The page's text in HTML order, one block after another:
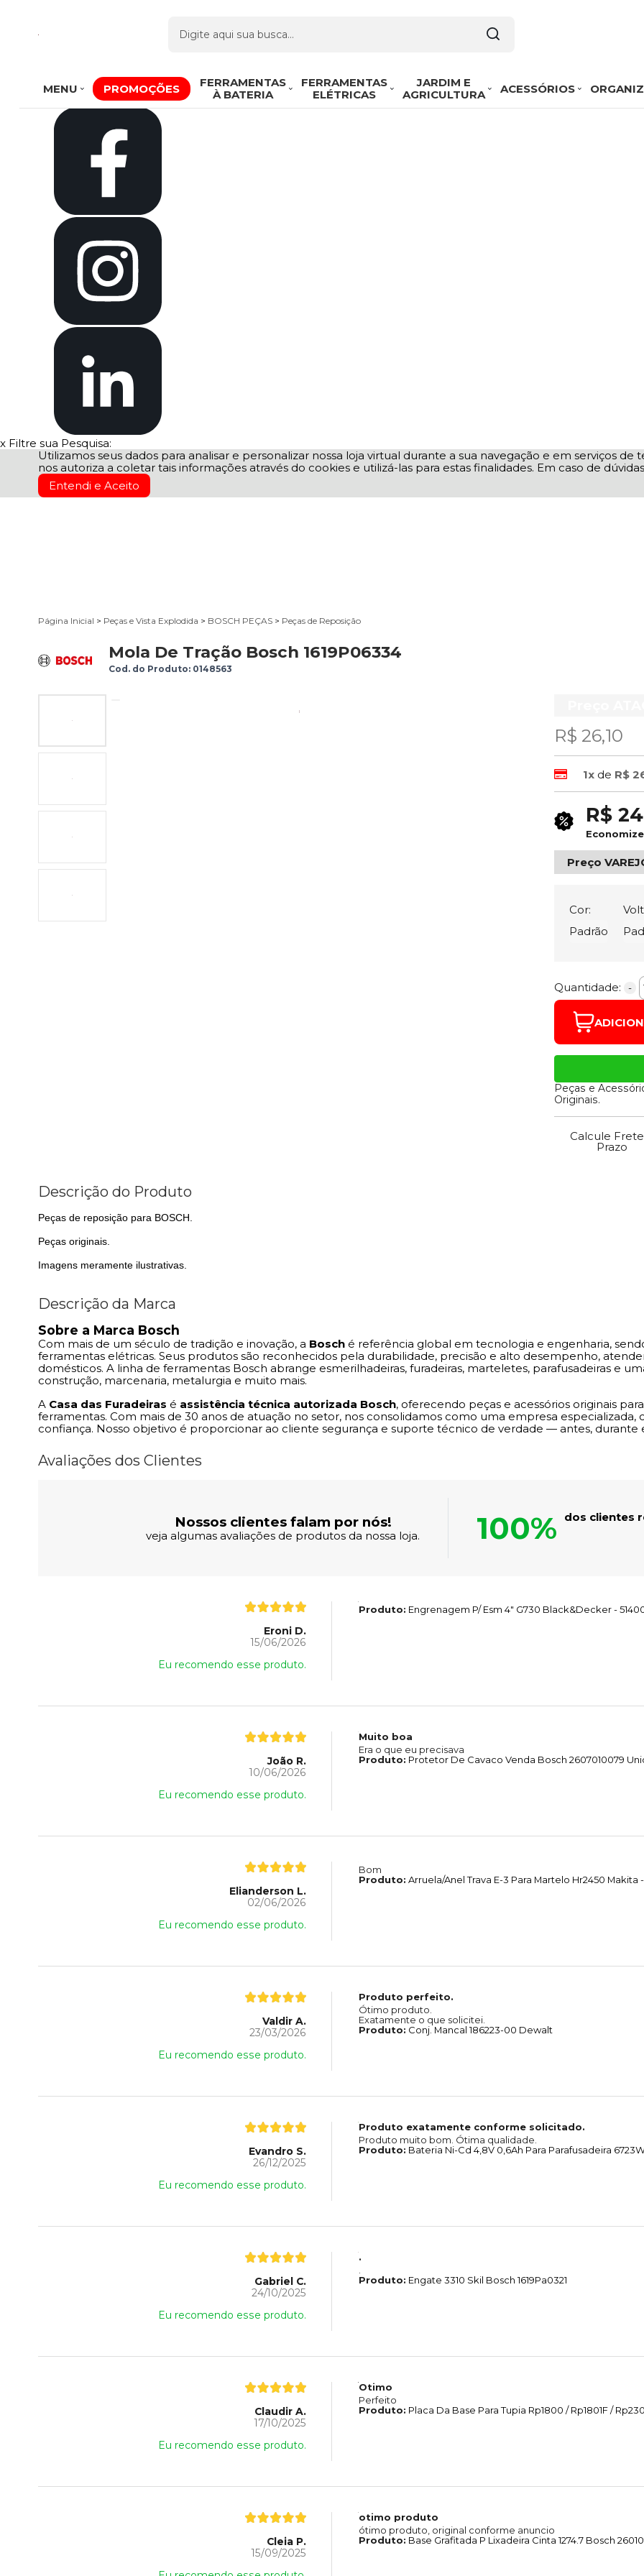
Favoritos
x Filtre sua Pesquisa:
Utilizamos seus dados para analisar e personalizar nossa loja virtual durante a sua navegação e em serviços
nos autoriza a coletar tais informações através do cookies e utilizá-las para estas finalidades. Em caso de
Entendi e Aceito
MENU PROMOÇÕES
FERRAMENTAS
À BATERIA
FERRAMENTAS
ELÉTRICAS
JARDIM E
AGRICULTURA
ACESSÓRIOS
Página Inicial > Peças e Vista Explodida > BOSCH PEÇAS > Peças de Reposição
Mola De Tração Bosch 1619P06334
Cod. do Produto: 0148563
R$ 26,10
1x de R$
R$
Economize
Preço
Cor:
Padrão
Quantidade: -
Peças e
Originais.
Calcule
Prazo
Descrição do Produto
Peças de reposição para BOSCH.
Peças originais.
Imagens meramente ilustrativas.
Descrição da Marca
Sobre a Marca Bosch
Com mais de um século de tradição e inovação, a Bosch é referência global em tecnologia e engenharia,
ferramentas elétricas. Seus produtos são reconhecidos pela durabilidade, precisão e alto desempenho,
domésticos. A linha de ferramentas Bosch abrange esmerilhadeiras, furadeiras, marteletes, parafusadeiras e
construção, marcenaria, metalurgia e muito mais.
A Casa das Furadeiras é assistência técnica autorizada Bosch, oferecendo peças e acessórios originais
ferramentas. Com mais de 30 anos de atuação no setor, nos consolidamos como uma empresa
confiança. Nosso objetivo é proporcionar ao cliente segurança e suporte técnico de verdade — antes, durante
Avaliações dos Clientes
Nossos clientes falam por nós!
veja algumas avaliações de produtos da nossa loja. 100% dos clientes
Eroni D.
15/06/2026
Eu recomendo esse produto.
Produto: Engrenagem P/ Esm 4" G730 Black&Decker -
João R.
10/06/2026
Eu recomendo esse produto.
Muito boa
Era o que eu precisava
Produto: Protetor De Cavaco Venda Bosch 2607010079
Elianderson L.
02/06/2026
Eu recomendo esse produto.
Bom
Produto: Arruela/Anel Trava E-3 Para Martelo Hr2450 Makita -
Valdir A.
23/03/2026
Eu recomendo esse produto.
Produto perfeito.
Ótimo produto.
Exatamente o que solicitei.
Produto: Conj. Mancal 186223-00 Dewalt
Evandro S.
26/12/2025
Eu recomendo esse produto.
Produto exatamente conforme solicitado.
Produto muito bom. Ótima qualidade.
Produto: Bateria Ni-Cd 4,8V 0,6Ah Para Parafusadeira
Gabriel C.
24/10/2025
Eu recomendo esse produto.
.
.
Produto: Engate 3310 Skil Bosch 1619Pa0321
Claudir A.
17/10/2025
Eu recomendo esse produto.
Otimo
Perfeito
Produto: Placa Da Base Para Tupia Rp1800 / Rp1801F /
Cleia P.
15/09/2025
otimo produto
ótimo produto, original conforme anuncio
Produto: Base Grafitada P Lixadeira Cinta 1274.7 Bosch